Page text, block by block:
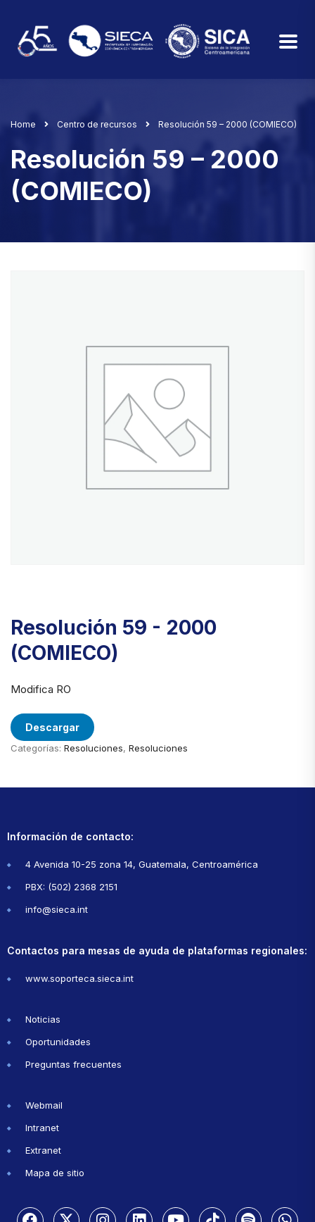
Home Centro de recursos Resolución 59 – 2000 (COMIECO)
Resolución 59 – 2000
(COMIECO)
Resolución 59 - 2000
(COMIECO)
Modifica RO
Descargar
Categorías: Resoluciones, Resoluciones
Información de contacto:
4 Avenida 10-25 zona 14, Guatemala, Centroamérica
PBX: (502) 2368 2151
info@sieca.int
Contactos para mesas de ayuda de plataformas regionales:
www.soporteca.sieca.int
Noticias
Oportunidades
Preguntas frecuentes
Webmail
Intranet
Extranet
Mapa de sitio